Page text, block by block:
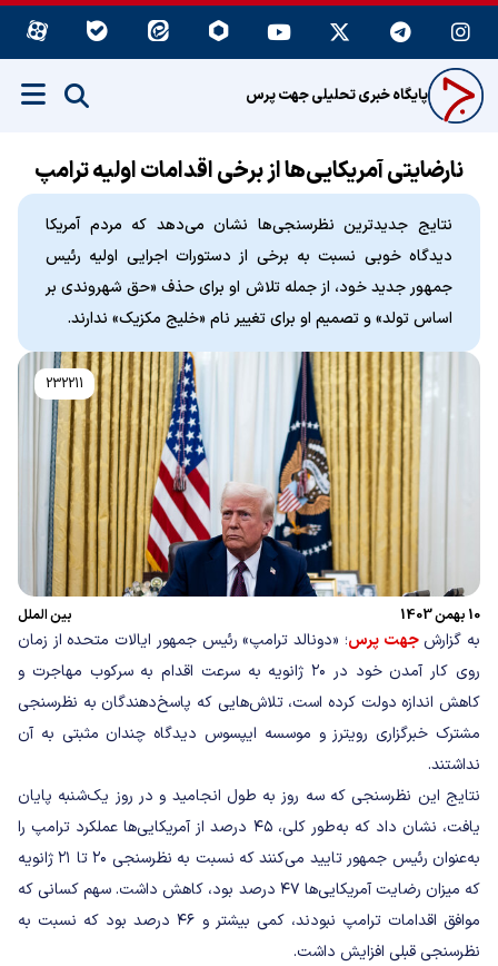
پایگاه خبری تحلیلی جهت پرس
نارضایتی آمریکایی‌ها از برخی اقدامات اولیه ترامپ
نتایج جدیدترین نظرسنجی‌ها نشان می‌دهد که مردم آمریکا
دیدگاه خوبی نسبت به برخی از دستورات اجرایی اولیه رئیس
جمهور جدید خود، از جمله تلاش او برای حذف «حق شهروندی بر
اساس تولد» و تصمیم او برای تغییر نام «خلیج مکزیک» ندارند.
232211
10 بهمن 1403 بین الملل
به گزارشجهت پرس؛ «دونالد ترامپ» رئیس جمهور ایالات متحده از زمان
روی کار آمدن خود در ۲۰ ژانویه به سرعت اقدام به سرکوب مهاجرت و
کاهش اندازه دولت کرده است، تلاش‌هایی که پاسخ‌دهندگان به نظرسنجی
مشترک خبرگزاری رویترز و موسسه ایپسوس دیدگاه چندان مثبتی به آن
نداشتند.
نتایج این نظرسنجی که سه روز به طول انجامید و در روز یک‌شنبه پایان
یافت، نشان داد که به‌طور کلی، ۴۵ درصد از آمریکایی‌ها عملکرد ترامپ را
به‌عنوان رئیس جمهور تایید می‌کنند که نسبت به نظرسنجی ۲۰ تا ۲۱ ژانویه
که میزان رضایت آمریکایی‌ها ۴۷ درصد بود، کاهش داشت. سهم کسانی که
موافق اقدامات ترامپ نبودند، کمی بیشتر و ۴۶ درصد بود که نسبت به
نظرسنجی قبلی افزایش داشت.